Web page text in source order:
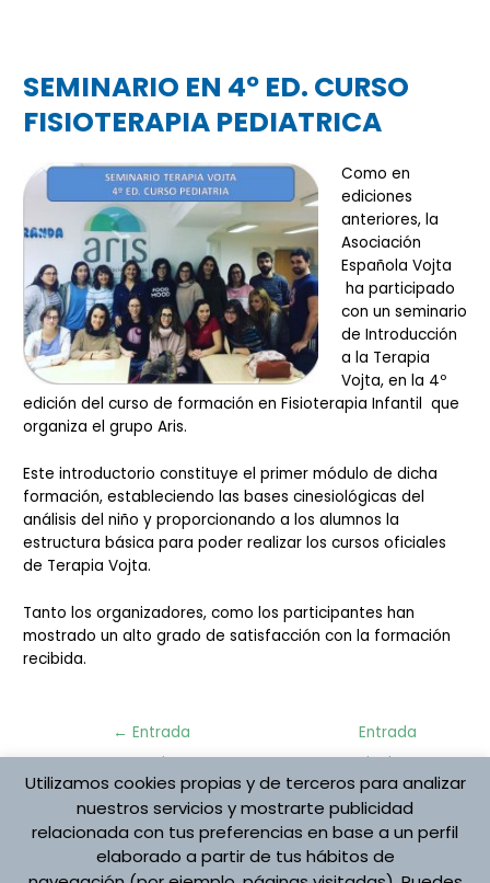
SEMINARIO EN 4º ED. CURSO
FISIOTERAPIA PEDIATRICA
Como en
ediciones
anteriores, la
Asociación
Española Vojta
ha participado
con un seminario
de Introducción
a la Terapia
Vojta, en la 4º
edición del curso de formación en Fisioterapia Infantil que
organiza el grupo Aris.
Este introductorio constituye el primer módulo de dicha
formación, estableciendo las bases cinesiológicas del
análisis del niño y proporcionando a los alumnos la
estructura básica para poder realizar los cursos oficiales
de Terapia Vojta.
Tanto los organizadores, como los participantes han
mostrado un alto grado de satisfacción con la formación
recibida.
Navegación
← Entrada
anterior
Entrada
siguiente
→
Protección de datos
Utilizamos cookies propias y de terceros para analizar
nuestros servicios y mostrarte publicidad
relacionada con tus preferencias en base a un perfil
elaborado a partir de tus hábitos de